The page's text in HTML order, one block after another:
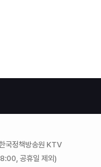
국정책방송원 KTV
공휴일 제외)